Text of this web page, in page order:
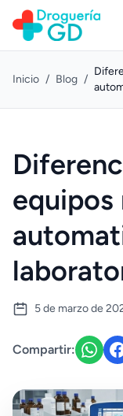
Inicio / Blog /
equipos
5 de marzo de
Compartir: